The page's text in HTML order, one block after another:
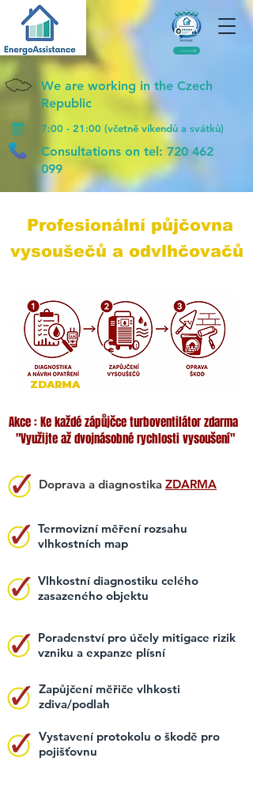
We are working in the Czech
Republic
7:00 - 21:00 (včetně víkendů a svátků)
Consultations on tel: 720 462
099
Profesionální půjčovna
vysoušečů a odvlhčovačů
ZDARMA
Akce : Ke každé zápůjčce turboventilátor zdarma
"Využijte až dvojnásobné rychlosti vysoušení"
Doprava a diagnostika ZDARMA
Termovizní měření rozsahu
vlhkostních map
Vlhkostní diagnostiku celého
zasazeného objektu
Poradenství pro účely mitigace rizik
vzniku a expanze plísní
Zapůjčení měřiče vlhkosti
zdiva/podlah
Vystavení protokolu o škodě pro
pojišťovnu